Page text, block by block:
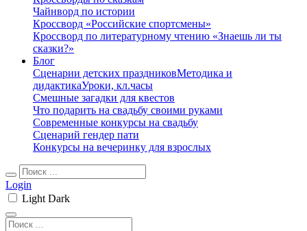
Чайнворд по истории
Кроссворд «Российские спортсмены»
Кроссворд по литературному чтению «Знаешь ли ты
сказки?»
Блог
Сценарии детских праздниковМетодика и
дидактикаУроки, кл.часы
Смешные загадки для квестов
Что подарить на свадьбу своими руками
Современные конкурсы на свадьбу
Сценарий гендер пати
Конкурсы на вечеринку для взрослых
Login
Light Dark